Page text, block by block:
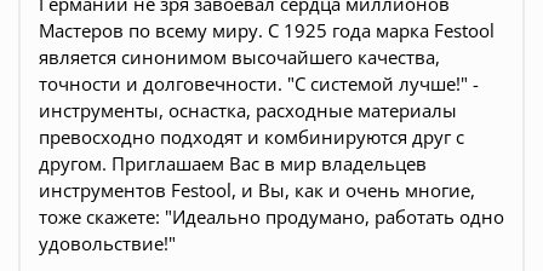
Мастеров по всему миру. С 1925 года марка Festool
является синонимом высочайшего качества,
точности и долговечности. "С системой лучше!" -
инструменты, оснастка, расходные материалы
превосходно подходят и комбинируются друг с
другом. Приглашаем Вас в мир владельцев
инструментов Festool, и Вы, как и очень многие,
тоже скажете: "Идеально продумано, работать одно
удовольствие!"